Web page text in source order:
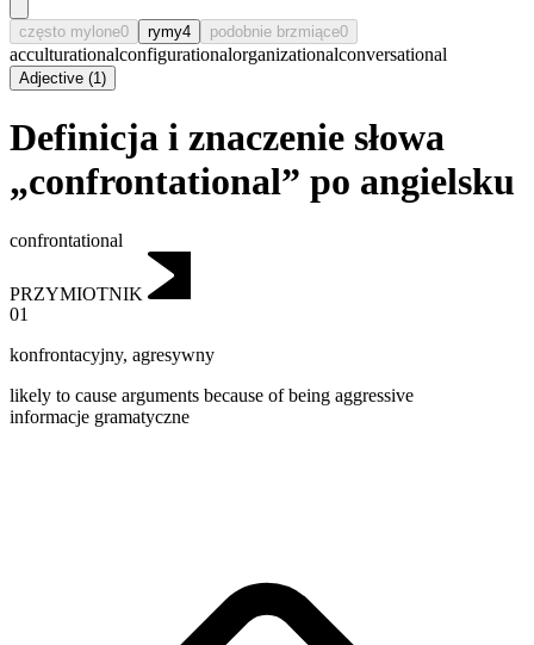
często mylone0 rymy4 podobnie brzmiące0
acculturationalconfigurationalorganizationalconversational
Adjective (1)
Definicja i znaczenie słowa
„confrontational” po angielsku
confrontational
PRZYMIOTNIK
01
konfrontacyjny, agresywny
likely to cause arguments because of being aggressive
informacje gramatyczne